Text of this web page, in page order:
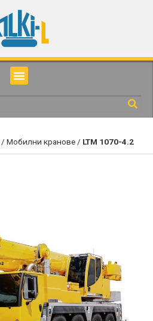
/ Мобилни кранове / LTM 1070-4.2